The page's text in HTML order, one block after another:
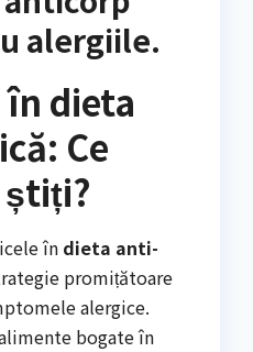
alergiile.
dieta
Ce
în dieta anti-
promițătoare
alergice.
bogate în